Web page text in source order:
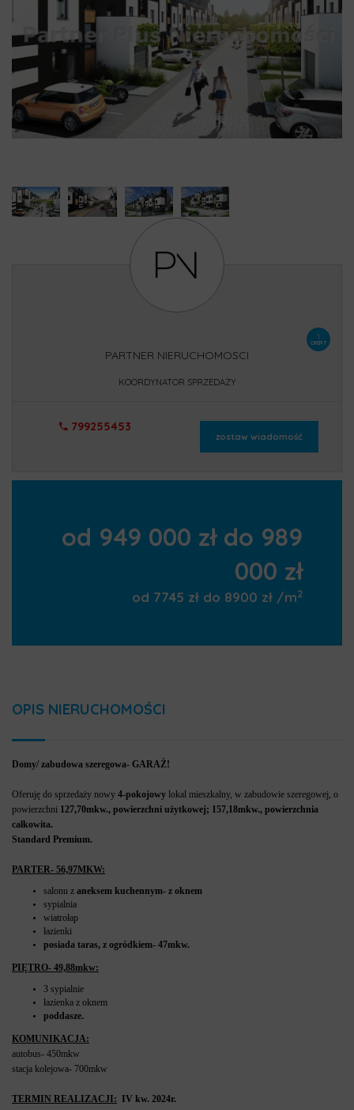
1
OFERT
PARTNER NIERUCHOMOSCI
KOORDYNATOR SPRZEDAŻY
799255453
zostaw wiadomość
od 949 000 zł do 989
000 zł
od 7745 zł do 8900 zł /m2
OPIS NIERUCHOMOŚCI
Domy/ zabudowa szeregowa- GARAŻ!
Oferuję do sprzedaży nowy 4-pokojowy lokal mieszkalny, w zabudowie szeregowej, o
powierzchni 127,70mkw., powierzchni użytkowej; 157,18mkw., powierzchnia
całkowita.
Standard Premium.
PARTER- 56,97MKW:
salonu z aneksem kuchennym- z oknem
sypialnia
wiatrołap
łazienki
posiada taras, z ogródkiem- 47mkw.
PIĘTRO- 49,88mkw:
3 sypialnie
łazienka z oknem
poddasze.
KOMUNIKACJA:
autobus- 450mkw
stacja kolejowa- 700mkw
TERMIN REALIZACJI: IV kw. 2024r.